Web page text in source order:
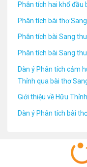
Phân tích hai khổ đầu
Phân tích bài thơ
Phân tích bài Sang
Phân tích bài Sang
Dàn ý Phân tích cảm
Thỉnh qua bài thơ
Giới thiệu về Hữu
Dàn ý Phân tích bài